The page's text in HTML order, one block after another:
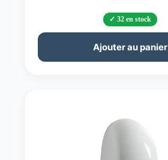
32 en stock
Ajouter au panier